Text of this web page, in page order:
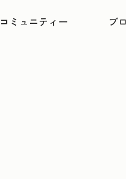
コミュニティー ブ